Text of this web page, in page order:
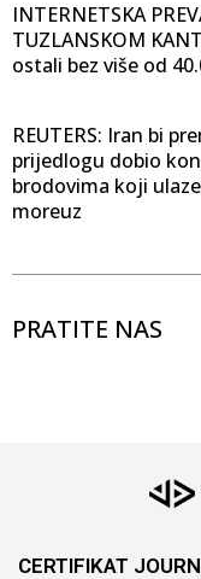
INTERNETSKA
TUZLANSKOM
ostali bez više od
REUTERS: Iran bi
prijedlogu dobio
brodovima koji
moreuz
PRATITE NAS
CERTIFIKAT